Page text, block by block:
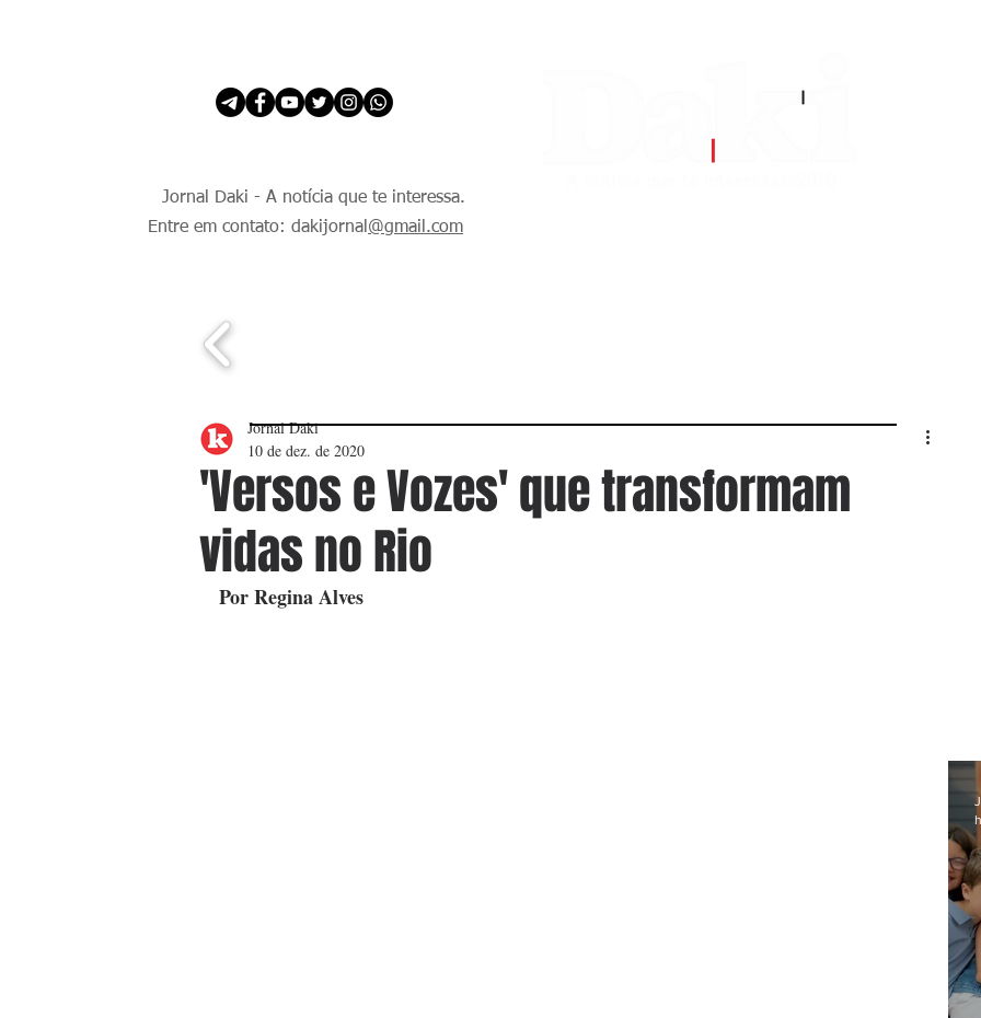
Jornal Daki - A notícia que te interessa.
Entre em contato: dakijornal @gmail.com
'Versos e Vozes' que transformam
vidas no Rio
Jornal Daki
10 de dez. de 2020
Por Regina Alves